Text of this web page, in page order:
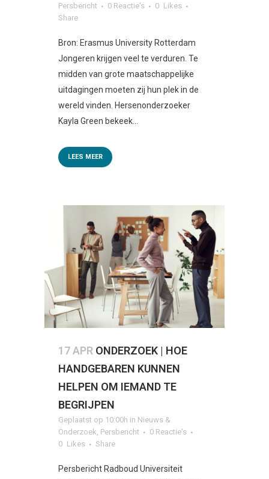
Persbericht
0 Reactie's 0 Likes
Share
Bron: Erasmus University Rotterdam
Jongeren krijgen veel te verduren. Te
midden van grote maatschappelijke
uitdagingen moeten zij hun plek in de
wereld vinden. Hersenonderzoeker
Kayla Green bekeek...
LEES MEER
17 APR ONDERZOEK | HOE
HANDGEBAREN KUNNEN
HELPEN OM IEMAND TE
BEGRIJPEN
Geplaatst op 10:00h in Nieuws &
Onderzoek, Persbericht
0 Reactie's
0 Likes Share
Persbericht Radboud Universiteit